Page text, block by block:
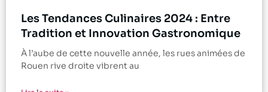
Les Tendances Culinaires 2024 : Entre
Tradition et Innovation Gastronomique
À l’aube de cette nouvelle année, les rues animées de
Rouen rive droite vibrent au